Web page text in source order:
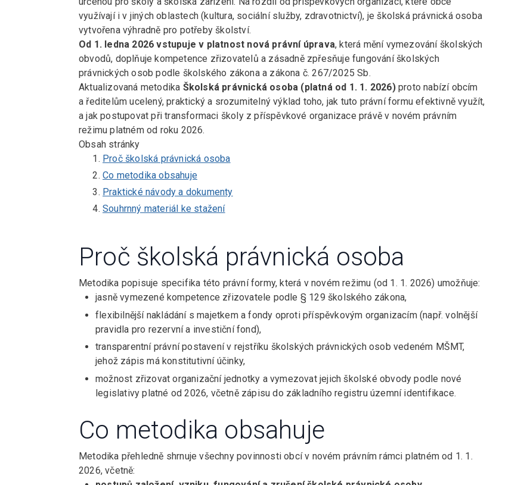
využívají i v jiných oblastech (kultura, sociální služby, zdravotnictví), je školská právnická osoba
vytvořena výhradně pro potřeby školství.
Od 1. ledna 2026 vstupuje v platnost nová právní úprava, která mění vymezování školských
obvodů, doplňuje kompetence zřizovatelů a zásadně zpřesňuje fungování školských
právnických osob podle školského zákona a zákona č. 267/2025 Sb.
Aktualizovaná metodika Školská právnická osoba (platná od 1. 1. 2026)proto nabízí obcím
a ředitelům ucelený, praktický a srozumitelný výklad toho, jak tuto právní formu efektivně využít,
a jak postupovat při transformaci školy z příspěvkové organizace právě v novém právním
režimu platném od roku 2026.
Obsah stránky
Proč školská právnická osoba
Co metodika obsahuje
Praktické návody a dokumenty
Souhrnný materiál ke stažení
Proč školská právnická osoba
Metodika popisuje specifika této právní formy, která v novém režimu (od 1. 1. 2026) umožňuje:
jasně vymezené kompetence zřizovatele podle § 129 školského zákona,
flexibilnější nakládání s majetkem a fondy oproti příspěvkovým organizacím (např. volnější
pravidla pro rezervní a investiční fond),
transparentní právní postavení v rejstříku školských právnických osob vedeném MŠMT,
jehož zápis má konstitutivní účinky,
možnost zřizovat organizační jednotky a vymezovat jejich školské obvody podle nové
legislativy platné od 2026, včetně zápisu do základního registru územní identifikace.
Co metodika obsahuje
Metodika přehledně shrnuje všechny povinnosti obcí v novém právním rámci platném od 1. 1.
2026, včetně: